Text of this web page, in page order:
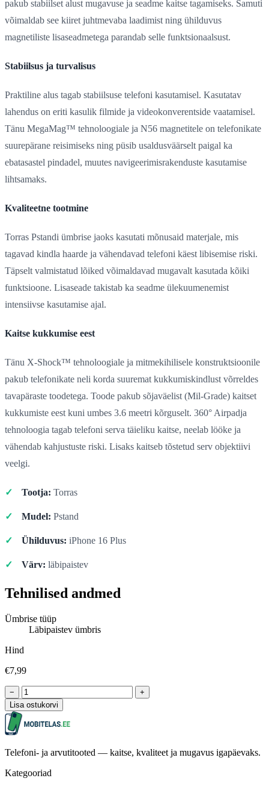
pakub stabiilset alust mugavuse ja seadme kaitse tagamiseks. Samuti
võimaldab see kiiret juhtmevaba laadimist ning ühilduvus
magnetiliste lisaseadmetega parandab selle funktsionaalsust.
Stabiilsus ja turvalisus
Praktiline alus tagab stabiilsuse telefoni kasutamisel. Kasutatav
lahendus on eriti kasulik filmide ja videokonverentside vaatamisel.
Tänu MegaMag™ tehnoloogiale ja N56 magnetitele on telefonikate
suurepärane reisimiseks ning püsib usaldusväärselt paigal ka
ebatasastel pindadel, muutes navigeerimisrakenduste kasutamise
lihtsamaks.
Kvaliteetne tootmine
Torras Pstandi ümbrise jaoks kasutati mõnusaid materjale, mis
tagavad kindla haarde ja vähendavad telefoni käest libisemise riski.
Täpselt valmistatud lõiked võimaldavad mugavalt kasutada kõiki
funktsioone. Lisaseade takistab ka seadme ülekuumenemist
intensiivse kasutamise ajal.
Kaitse kukkumise eest
Tänu X-Shock™ tehnoloogiale ja mitmekihilisele konstruktsioonile
pakub telefonikate neli korda suuremat kukkumiskindlust võrreldes
tavapäraste toodetega. Toode pakub sõjaväelist (Mil-Grade) kaitset
kukkumiste eest kuni umbes 3.6 meetri kõrguselt. 360° Airpadja
tehnoloogia tagab telefoni serva täieliku kaitse, neelab lööke ja
vähendab kahjustuste riski. Lisaks kaitseb tõstetud serv objektiivi
veelgi.
Tootja: Torras
Mudel: Pstand
Ühilduvus: iPhone 16 Plus
Värv: läbipaistev
Tehnilised andmed
Ümbrise tüüp
Läbipaistev ümbris
Hind
€7,99
−
+
Lisa ostukorvi
Telefoni- ja arvutitooted — kaitse, kvaliteet ja mugavus igapäevaks.
Kategooriad